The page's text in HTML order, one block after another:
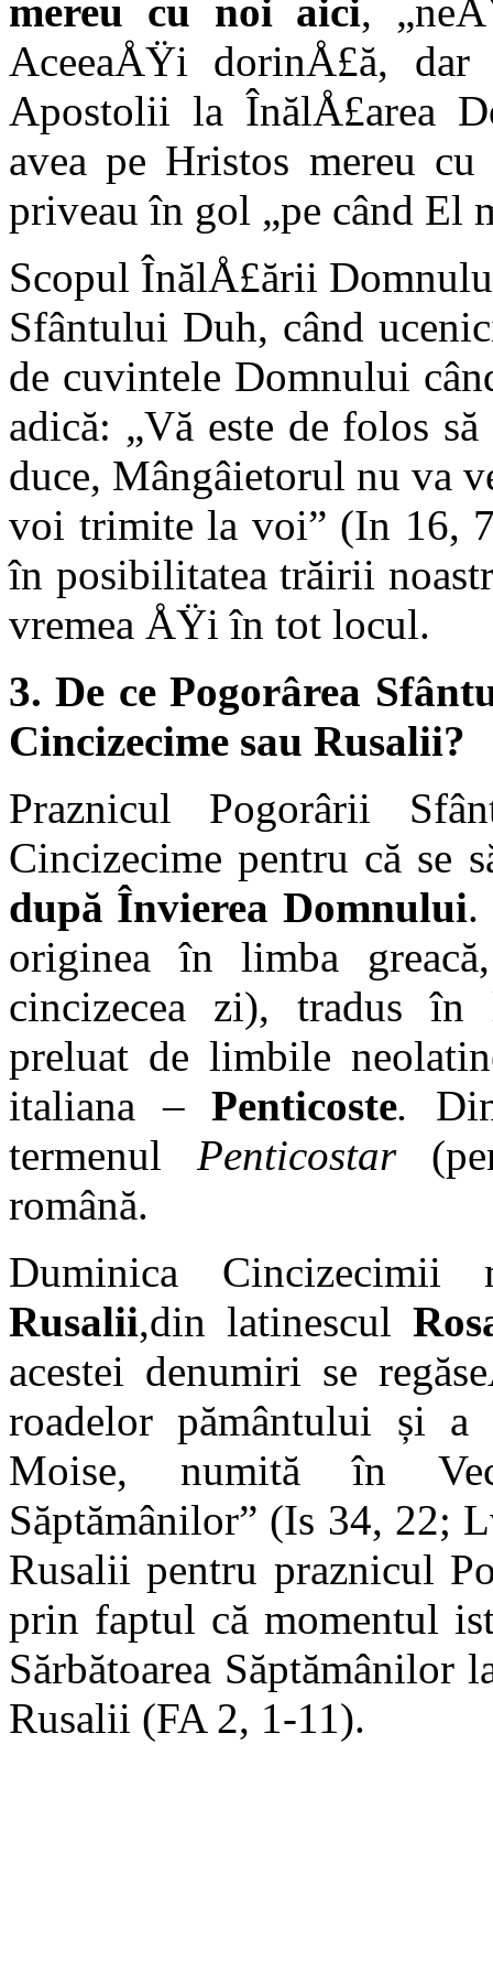
mereu cu noi aici,
AceeaÅŸi dorinÅ£ă,
Apostolii la ÎnălÅ£area
avea pe Hristos mereu
priveau în gol „pe când El
Scopul ÎnălÅ£ării
Sfântului Duh, când
de cuvintele Domnului
adică: „Vă este de folos
duce, Mângâietorul nu va
voi trimite la voi” (In 16,
în posibilitatea trăirii
vremea ÅŸi în tot locul.
3. De ce Pogorârea
Cincizecime sau Rusalii?
Praznicul Pogorârii
Cincizecime pentru că se
după Învierea Domnului.
originea în limba
cincizecea zi), tradus
preluat de limbile
italiana –Penticoste.
termenul Penticostar
română.
Duminica
Rusalii,din latinescul
acestei denumiri se
roadelor pământului și
Moise, numită în
Săptămânilor” (Is 34, 22;
Rusalii pentru praznicul
prin faptul că momentul
Sărbătoarea Săptămânilor
Rusalii (FA 2, 1-11).